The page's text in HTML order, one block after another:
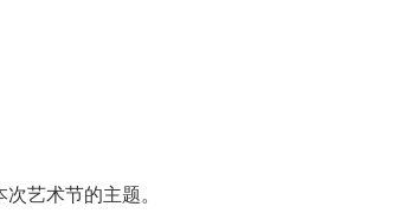
艺术节的主题。